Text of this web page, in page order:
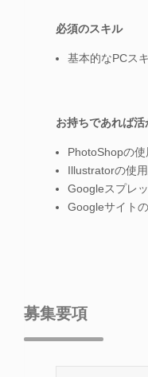
必須のスキル
基本的なPCス
お持ちであれば活
PhotoShopの使
Illustratorの使
Googleスプレ
Googleサイト
募集要項